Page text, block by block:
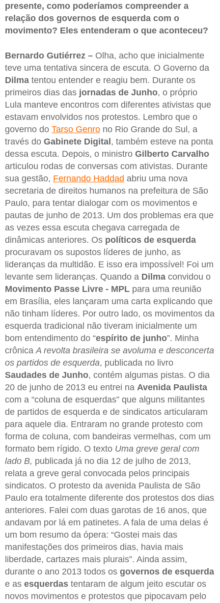
presente, como poderíamos compreender a
relação dos governos de esquerda com o
movimento? Eles entenderam o que aconteceu?
Bernardo Gutiérrez – Olha, acho que inicialmente
teve uma tentativa sincera de escuta. O Governo da
Dilma tentou entender e reagiu bem. Durante os
primeiros dias das jornadas de Junho, o próprio
Lula manteve encontros com diferentes ativistas que
estavam envolvidos nos protestos. Lembro que o
governo do Tarso Genro no Rio Grande do Sul, a
través do Gabinete Digital , também esteve na ponta
dessa escuta. Depois, o ministro Gilberto Carvalho
articulou rodas de conversas com ativistas. Durante
sua gestão, Fernando Haddad abriu uma nova
secretaria de direitos humanos na prefeitura de São
Paulo, para tentar dialogar com os movimentos e
pautas de junho de 2013. Um dos problemas era que
as vezes essa escuta chegava carregada de
dinâmicas anteriores. Os políticos de esquerda
procuravam os supostos líderes de junho, as
lideranças da multidão. E isso era impossível! Foi um
levante sem lideranças. Quando a Dilma convidou o
Movimento Passe Livre - MPL para uma reunião
em Brasília, eles lançaram uma carta explicando que
não tinham líderes. Por outro lado, os movimentos da
esquerda tradicional não tiveram inicialmente um
bom entendimento do “espírito de junho”. Minha
crônicaA revolta brasileira se avoluma e desconcerta
os partidos de esquerda, publicada no livro
Saudades de Junho, contém algumas pistas. O dia
20 de junho de 2013 eu entrei na Avenida Paulista
com a “coluna de esquerdas” que alguns militantes
de partidos de esquerda e de sindicatos articularam
para aquele dia. Entraram no grande protesto com
forma de coluna, com bandeiras vermelhas, com um
formato bem rígido. O texto Uma greve geral com
lado B, publicada já no dia 12 de julho de 2013,
relata a greve geral convocada pelos principais
sindicatos. O protesto da avenida Paulista de São
Paulo era totalmente diferente dos protestos dos dias
anteriores. Falei com duas garotas de 16 anos, que
andavam por lá em patinetes. A fala de uma delas é
um bom resumo da ópera: “Gostei mais das
manifestações dos primeiros dias, havia mais
liberdade, cartazes mais plurais”. Ainda assim,
durante o ano 2013 todos os governos de esquerda
e as esquerdas tentaram de algum jeito escutar os
novos movimentos e protestos que pipocavam pelo